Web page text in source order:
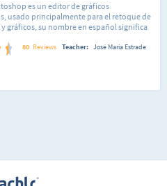
es un editor de gráficos
usado principalmente para el retoque de
gráficos, su nombre en español significa
por 34 lecciones de dificultad sencilla,
de forma tal que puedas seguir el curso
realizar sobre tu imagen. Cada lección
personas, crear elementos sobre tus
hacerte más musculoso o más
80 Reviews Teacher: José María Estrade